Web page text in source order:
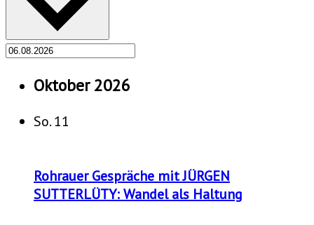
Oktober 2026
So.11
Rohrauer Gespräche mit JÜRGEN
SUTTERLÜTY: Wandel als Haltung